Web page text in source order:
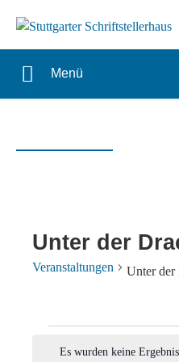
Menü
Unter der
Veranstaltungen Unter der
Es wurden keine